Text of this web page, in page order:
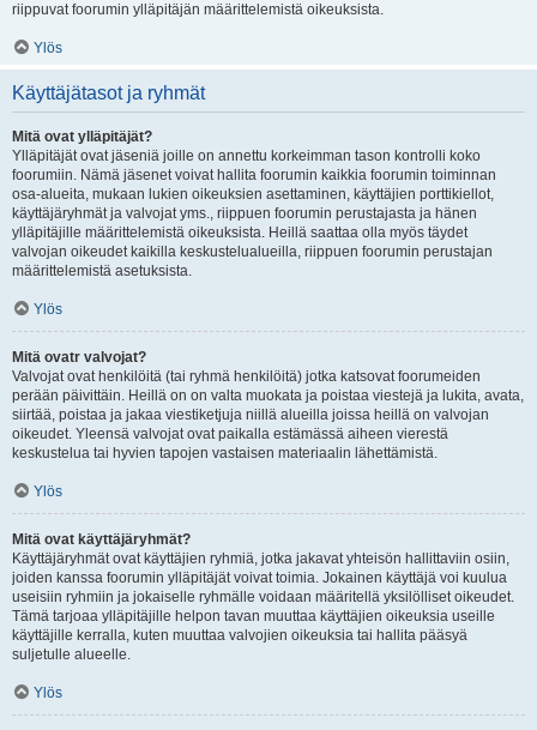
riippuvat foorumin ylläpitäjän määrittelemistä oikeuksista.
Ylös
Käyttäjätasot ja ryhmät
Mitä ovat ylläpitäjät?
Ylläpitäjät ovat jäseniä joille on annettu korkeimman tason kontrolli koko
foorumiin. Nämä jäsenet voivat hallita foorumin kaikkia foorumin toiminnan
osa-alueita, mukaan lukien oikeuksien asettaminen, käyttäjien porttikiellot,
käyttäjäryhmät ja valvojat yms., riippuen foorumin perustajasta ja hänen
ylläpitäjille määrittelemistä oikeuksista. Heillä saattaa olla myös täydet
valvojan oikeudet kaikilla keskustelualueilla, riippuen foorumin perustajan
määrittelemistä asetuksista.
Ylös
Mitä ovatr valvojat?
Valvojat ovat henkilöitä (tai ryhmä henkilöitä) jotka katsovat foorumeiden
perään päivittäin. Heillä on on valta muokata ja poistaa viestejä ja lukita, avata,
siirtää, poistaa ja jakaa viestiketjuja niillä alueilla joissa heillä on valvojan
oikeudet. Yleensä valvojat ovat paikalla estämässä aiheen vierestä
keskustelua tai hyvien tapojen vastaisen materiaalin lähettämistä.
Ylös
Mitä ovat käyttäjäryhmät?
Käyttäjäryhmät ovat käyttäjien ryhmiä, jotka jakavat yhteisön hallittaviin osiin,
joiden kanssa foorumin ylläpitäjät voivat toimia. Jokainen käyttäjä voi kuulua
useisiin ryhmiin ja jokaiselle ryhmälle voidaan määritellä yksilölliset oikeudet.
Tämä tarjoaa ylläpitäjille helpon tavan muuttaa käyttäjien oikeuksia useille
käyttäjille kerralla, kuten muuttaa valvojien oikeuksia tai hallita pääsyä
suljetulle alueelle.
Ylös